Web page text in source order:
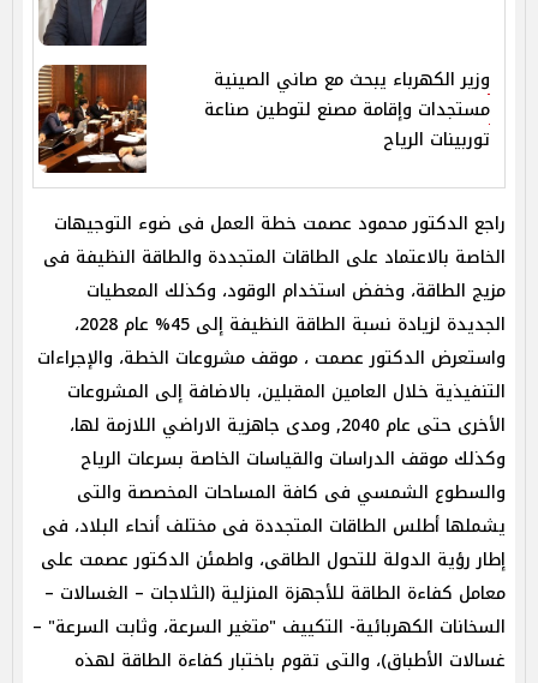
وزير الكهرباء يبحث مع صاني الصينية
مستجدات وإقامة مصنع لتوطين صناعة
توربينات الرياح
راجع الدكتور محمود عصمت خطة العمل فى ضوء التوجيهات
الخاصة بالاعتماد على الطاقات المتجددة والطاقة النظيفة فى
مزيج الطاقة، وخفض استخدام الوقود، وكذلك المعطيات
الجديدة لزيادة نسبة الطاقة النظيفة إلى 45% عام 2028،
واستعرض الدكتور عصمت ، موقف مشروعات الخطة، والإجراءات
التنفيذية خلال العامين المقبلين، بالاضافة إلى المشروعات
الأخرى حتى عام 2040, ومدى جاهزية الاراضي اللازمة لها،
وكذلك موقف الدراسات والقياسات الخاصة بسرعات الرياح
والسطوع الشمسي فى كافة المساحات المخصصة والتى
يشملها أطلس الطاقات المتجددة فى مختلف أنحاء البلاد، فى
إطار رؤية الدولة للتحول الطاقى، واطمئن الدكتور عصمت على
معامل كفاءة الطاقة للأجهزة المنزلية (الثلاجات – الغسالات –
السخانات الكهربائية- التكييف "متغير السرعة، وثابت السرعة" –
غسالات الأطباق)، والتى تقوم باختبار كفاءة الطاقة لهذه